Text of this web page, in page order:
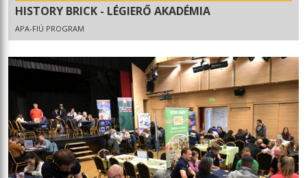
HISTORY BRICK - LÉGIERŐ AKADÉMIA
APA-FIÚ PROGRAM